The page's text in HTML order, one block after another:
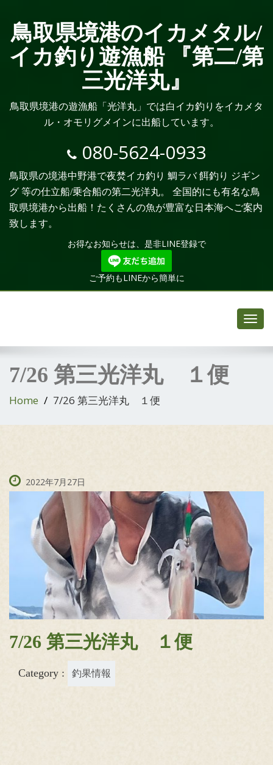
鳥取県境港のイカメタル/
イカ釣り遊漁船 『第二/第
三光洋丸』
鳥取県境港の遊漁船「光洋丸」では白イカ釣りをイカメタ
ル・オモリグメインに出船しています。
080-5624-0933
鳥取県の境港中野港で夜焚イカ釣り 鯛ラバ 餌釣り ジギン
グ 等の仕立船/乗合船の第二光洋丸。 全国的にも有名な鳥
取県境港から出船！たくさんの魚が豊富な日本海へご案内
致します。
お得なお知らせは、是非LINE登録で
ご予約もLINEから簡単に
7/26 第三光洋丸 １便
Home 7/26 第三光洋丸 １便
2022年7月27日
7/26 第三光洋丸 １便
Category : 釣果情報